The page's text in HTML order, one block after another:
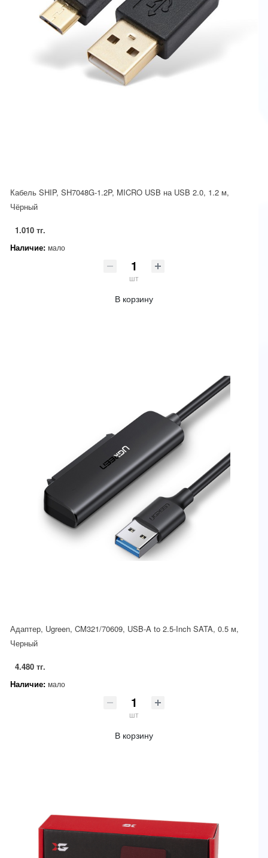
Кабель SHIP, SH7048G-1.2P, MICRO USB на USB 2.0, 1.2 м,
Чёрный
1.010 тг.
Наличие: мало
шт
В корзину
Адаптер, Ugreen, CM321/70609, USB-A to 2.5-Inch SATA, 0.5 м,
Черный
4.480 тг.
Наличие: мало
шт
В корзину